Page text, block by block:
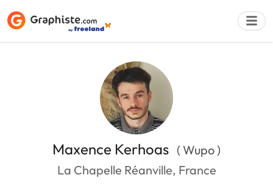
Maxence Kerhoas ( Wupo )
La Chapelle Réanville, France